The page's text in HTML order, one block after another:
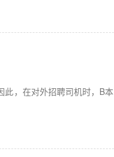
，在对外招聘司机时，B